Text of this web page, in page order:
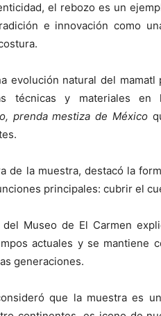
el rebozo es un
e innovación como
evolución natural del
técnicas y materiales
prenda mestiza de México
de la muestra, destacó la
principales: cubrir el
Museo de El Carmen
actuales y se mantiene
generaciones.
que la muestra es